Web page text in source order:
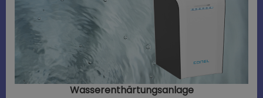
Wasserenthärtungsanlage